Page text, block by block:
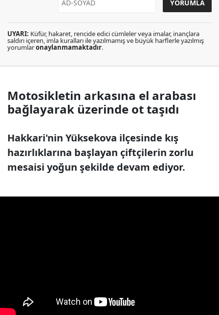
UYARI: Küfür, hakaret, rencide edici cümleler veya imalar, inançlara
saldırı içeren, imla kuralları ile yazılmamış ve büyük harflerle yazılmış
yorumlaronaylanmamaktadır.
Motosikletin arkasına el arabası
bağlayarak üzerinde ot taşıdı
Hakkari'nin Yüksekova ilçesinde kış
hazırlıklarına başlayan çiftçilerin zorlu
mesaisi yoğun şekilde devam ediyor.